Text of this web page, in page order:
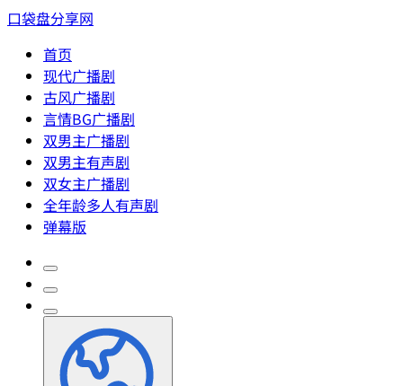
口袋盘分享网
首页
现代广播剧
古风广播剧
言情BG广播剧
双男主广播剧
双男主有声剧
双女主广播剧
全年龄多人有声剧
弹幕版